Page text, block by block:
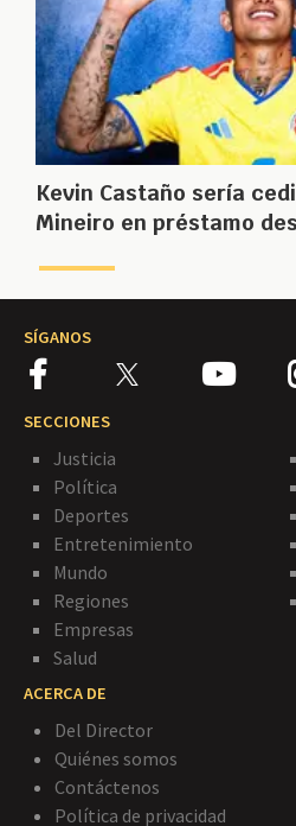
Kevin Castaño sería
Mineiro en préstamo
SÍGANOS
SECCIONES
Justicia
Política
Deportes
Entretenimiento
Mundo
Regiones
Empresas
Salud
ACERCA DE
Del Director
Quiénes somos
Contáctenos
Política de privacidad